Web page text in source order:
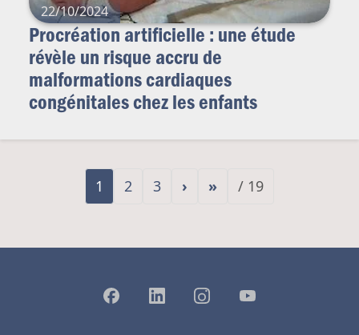
22/10/2024
Procréation artificielle : une étude
révèle un risque accru de
malformations cardiaques
congénitales chez les enfants
1 2 3 › » / 19